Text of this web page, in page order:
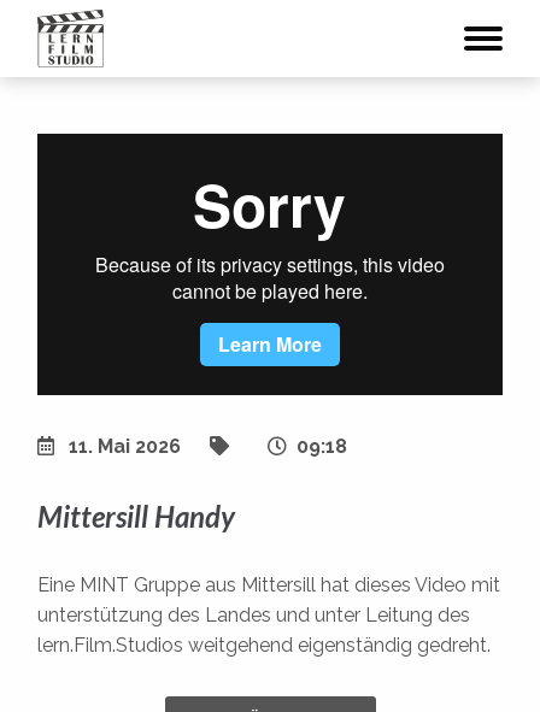
Eine MINT Gruppe aus Mittersill hat dieses Video mit
unterstützung des Landes und unter Leitung des
lern.Film.Studios weitgehend eigenständig gedreht.
11. Mai 2026 09:18
Mittersill Handy